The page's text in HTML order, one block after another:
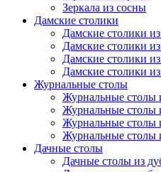
Зеркала из сосны
Дамские столики
Дамские столики
Дамские столики из
Дамские столики
Дамские столики
Журнальные столы
Журнальные столы
Журнальные столы
Журнальные столы
Журнальные столы
Дачные столы
Дачные столы из